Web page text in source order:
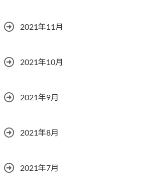
2021年11月
2021年10月
2021年9月
2021年8月
2021年7月